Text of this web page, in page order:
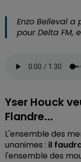
Enzo Belleval a
pour Delta FM,
Yser Houck
Flandre...
L'ensemble des
unanimes : il
l'ensemble des